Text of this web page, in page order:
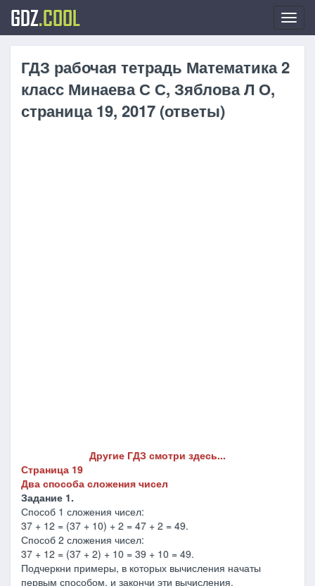
GDZ.COOL
ГДЗ рабочая тетрадь Математика 2
класс Минаева С С, Зяблова Л О,
страница 19, 2017 (ответы)
Другие ГДЗ смотри здесь...
Страница 19
Два способа сложения чисел
Задание 1.
Способ 1 сложения чисел:
37 + 12 = (37 + 10) + 2 = 47 + 2 = 49.
Способ 2 сложения чисел:
37 + 12 = (37 + 2) + 10 = 39 + 10 = 49.
Подчеркни примеры, в которых вычисления начаты
первым способом, и закончи эти вычисления.